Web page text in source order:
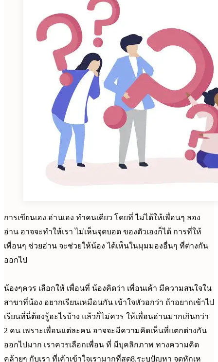
การเขียนเอง อ่านเอง ทำคนเดียว โดยที่ ไม่ได้ให้เพื่อนๆ ลอง
อ่าน อาจจะทำให้เรา ไม่เห็นจุดบอด ของตัวเองก็ได้ การที่ให้
เพื่อนๆ ช่วยอ่าน จะช่วยให้น้อง ได้เห็นในมุมมองอื่นๆ ที่ต่างกัน
ออกไป
น้องๆควร เลือกให้ เพื่อนที่ น้องคิดว่า เพื่อนเค้า มีความสนใจใน
สาขาที่น้อง อยากเรียนเหมือนกัน เข้าใจหัวอกว่า ถ้าอยากเข้าไป
เรียนที่นี่ต้องรู้อะไรบ้าง แล้วก็ไม่ควร ให้เพื่อนอ่านมากเกินกว่า
2 คน เพราะเพื่อนแต่ละคน อาจจะมีความคิดเห็นที่แตกต่างกัน
ออกไปมาก เราควรเลือกเพื่อน ที่ มีบุคลิกภาพ ทางความคิด
คล้ายๆ กับเรา ที่เค้าเข้าใจเรามากที่สุด8.ระบุปัญหา จุดหักเห